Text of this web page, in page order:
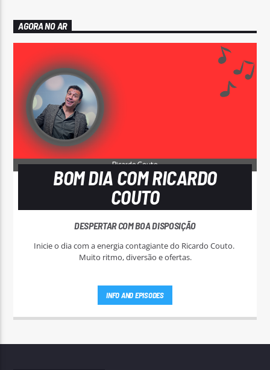
AGORA NO AR
BOM DIA COM RICARDO
COUTO
DESPERTAR COM BOA DISPOSIÇÃO
Inicie o dia com a energia contagiante do Ricardo Couto.
Muito ritmo, diversão e ofertas.
INFO AND EPISODES